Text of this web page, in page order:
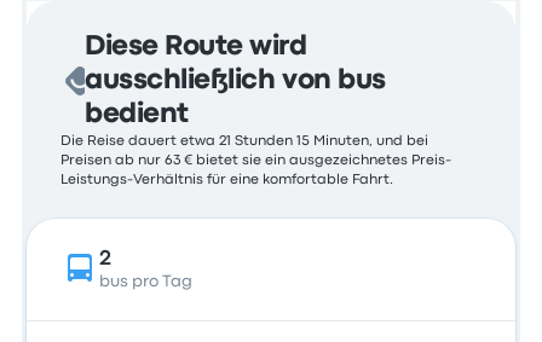
Diese Route wird
ausschließlich von bus
bedient
Die Reise dauert etwa 21 Stunden 15 Minuten, und bei
Preisen ab nur 63 € bietet sie ein ausgezeichnetes Preis-
Leistungs-Verhältnis für eine komfortable Fahrt.
2
bus pro Tag